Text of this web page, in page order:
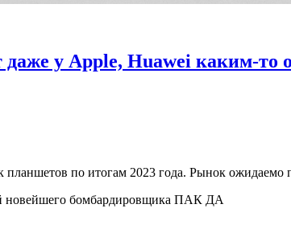
у Apple, Huawei каким-то
по итогам 2023 года. Рынок